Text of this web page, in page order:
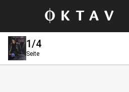
1/4
Seite